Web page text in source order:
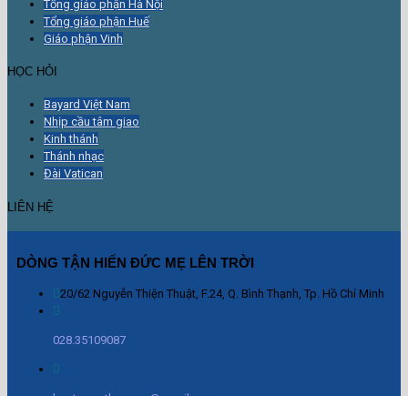
Tổng giáo phận Hà Nội
Tổng giáo phận Huế
Giáo phận Vinh
HỌC HỎI
Bayard Việt Nam
Nhịp cầu tâm giao
Kinh thánh
Thánh nhạc
Đài Vatican
LIÊN HỆ
DÒNG TẬN HIẾN ĐỨC MẸ LÊN TRỜI
20/62 Nguyễn Thiện Thuật, F.24, Q. Bình Thạnh, Tp. Hồ Chí Minh
028.35109087